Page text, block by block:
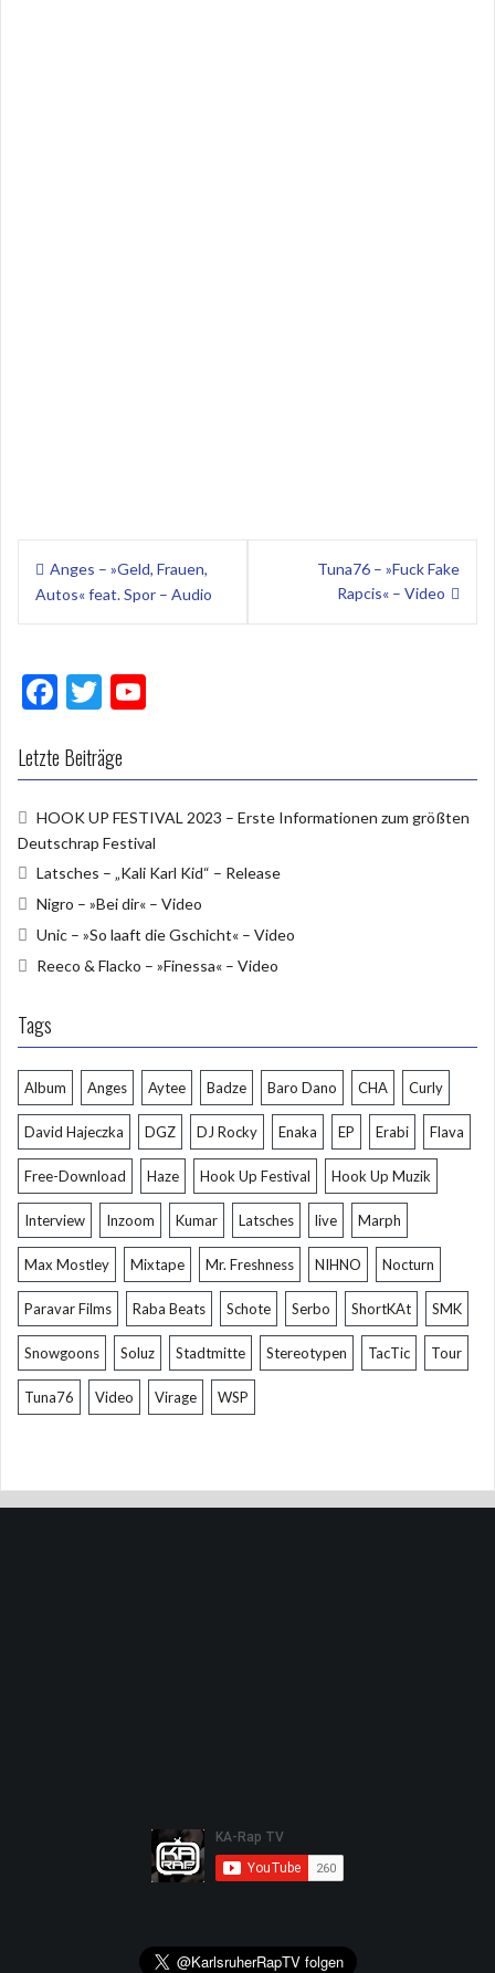
Beitragsnavigation
Anges – »Geld, Frauen,
Autos« feat. Spor – Audio
Tuna76 – »Fuck Fake
Rapcis« – Video
F
e
o
o
k
T
itt
u
b
e
Letzte Beiträge
HOOK UP FESTIVAL 2023 – Erste Informationen zum größten
Deutschrap Festival
Latsches – „Kali Karl Kid“ – Release
Nigro – »Bei dir« – Video
Unic – »So laaft die Gschicht« – Video
Reeco & Flacko – »Finessa« – Video
Tags
Album Anges Aytee Badze Baro Dano CHA Curly
David Hajeczka DGZ DJ Rocky Enaka EP Erabi Flava
Free-Download Haze Hook Up Festival Hook Up Muzik
Interview Inzoom Kumar Latsches live Marph
Max Mostley Mixtape Mr. Freshness NIHNO Nocturn
Paravar Films Raba Beats Schote Serbo ShortKAt SMK
Snowgoons Soluz Stadtmitte Stereotypen TacTic Tour
Tuna76 Video Virage WSP